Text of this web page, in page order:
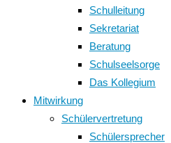
Schulleitung
Sekretariat
Beratung
Schulseelsorge
Das Kollegium
Mitwirkung
Schülervertretung
Schülersprecher